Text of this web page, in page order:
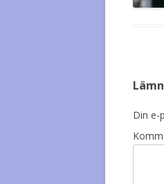
Din e-